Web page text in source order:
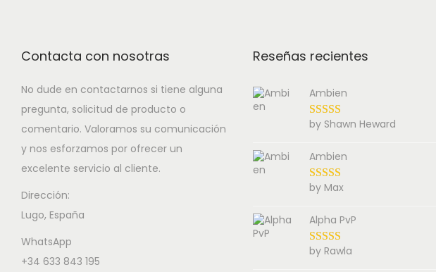
Contacta con nosotras
No dude en contactarnos si tiene alguna
pregunta, solicitud de producto o
comentario. Valoramos su comunicación
y nos esforzamos por ofrecer un
excelente servicio al cliente.
Dirección:
Lugo, España
WhatsApp
+34 633 843 195
Reseñas recientes
Ambien
by Shawn Heward
Ambien
by Max
Alpha PvP
by Rawla